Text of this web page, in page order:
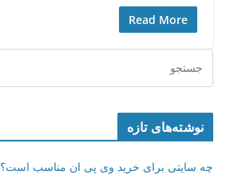
Read More
نوشته‌های تازه
چه سایتی برای خرید وی پی ان مناسب است؟